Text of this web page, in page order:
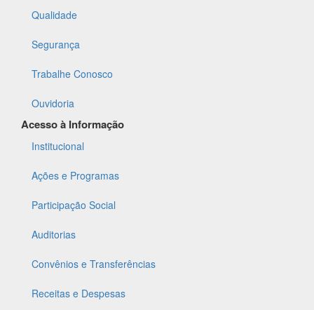
Qualidade
Segurança
Trabalhe Conosco
Ouvidoria
Acesso à Informação
Institucional
Ações e Programas
Participação Social
Auditorias
Convênios e Transferências
Receitas e Despesas